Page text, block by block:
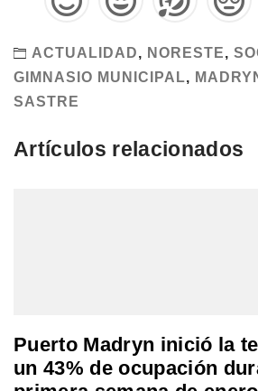
ACTUALIDAD, NORESTE,
GIMNASIO MUNICIPAL,
SASTRE
Artículos relacionados
Puerto Madryn inició la
un 43% de ocupación